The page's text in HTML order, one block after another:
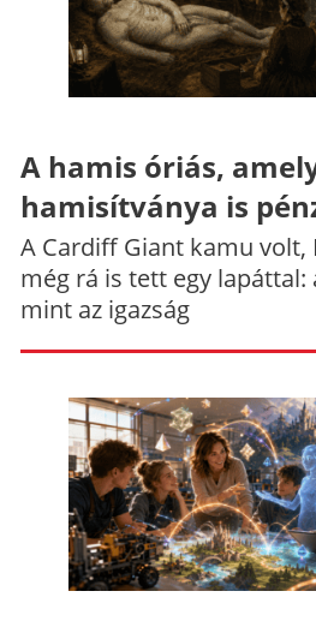
A hamis óriás,
hamisítványa is
A Cardiff Giant kamu
még rá is tett egy
mint az igazság